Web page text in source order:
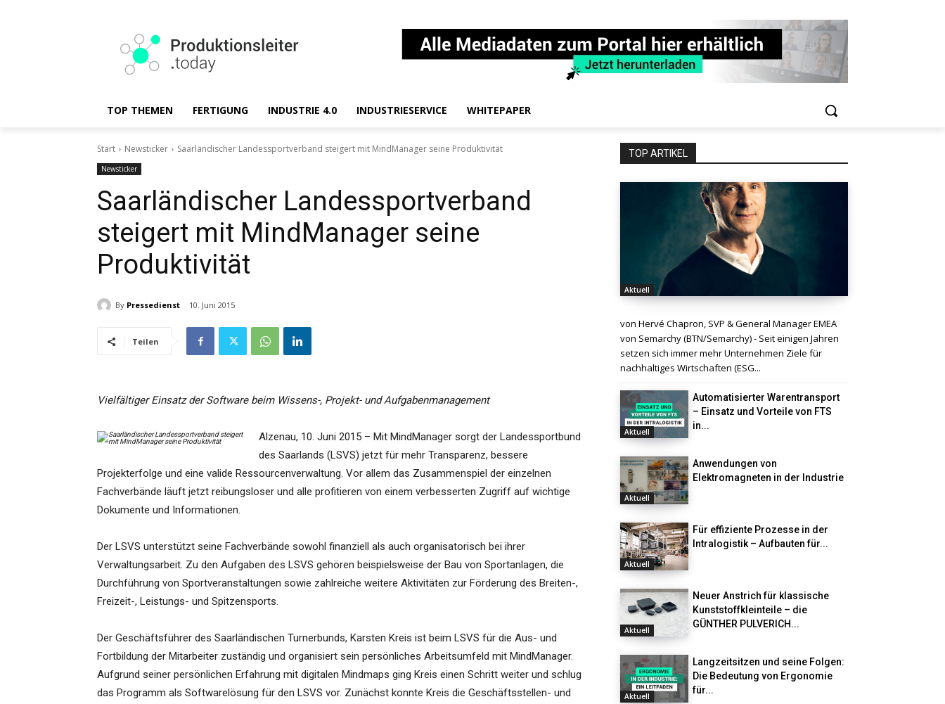
TOP THEMEN FERTIGUNG INDUSTRIE 4.0 INDUSTRIESERVICE WHITEPAPER
Start Newsticker Saarländischer Landessportverband steigert mit MindManager seine Produktivität
Newsticker
Saarländischer Landessportverband
steigert mit MindManager seine
Produktivität
By Pressedienst 10. Juni 2015
Teilen
Vielfältiger Einsatz der Software beim Wissens-, Projekt- und Aufgabenmanagement
Alzenau, 10. Juni 2015 – Mit MindManager sorgt der Landessportbund
des Saarlands (LSVS) jetzt für mehr Transparenz, bessere
Projekterfolge und eine valide Ressourcenverwaltung. Vor allem das Zusammenspiel der einzelnen
Fachverbände läuft jetzt reibungsloser und alle profitieren von einem verbesserten Zugriff auf wichtige
Dokumente und Informationen.
Der LSVS unterstützt seine Fachverbände sowohl finanziell als auch organisatorisch bei ihrer
Verwaltungsarbeit. Zu den Aufgaben des LSVS gehören beispielsweise der Bau von Sportanlagen, die
Durchführung von Sportveranstaltungen sowie zahlreiche weitere Aktivitäten zur Förderung des Breiten-,
Freizeit-, Leistungs- und Spitzensports.
Der Geschäftsführer des Saarländischen Turnerbunds, Karsten Kreis ist beim LSVS für die Aus- und
Fortbildung der Mitarbeiter zuständig und organisiert sein persönliches Arbeitsumfeld mit MindManager.
Aufgrund seiner persönlichen Erfahrung mit digitalen Mindmaps ging Kreis einen Schritt weiter und schlug
das Programm als Softwarelösung für den LSVS vor. Zunächst konnte Kreis die Geschäftsstellen- und
TOP ARTIKEL
Aktuell
von Hervé Chapron, SVP & General Manager EMEA
von Semarchy (BTN/Semarchy) - Seit einigen Jahren
setzen sich immer mehr Unternehmen Ziele für
nachhaltiges Wirtschaften (ESG...
Aktuell
Automatisierter Warentransport
– Einsatz und Vorteile von FTS
in...
Aktuell
Anwendungen von
Elektromagneten in der Industrie
Aktuell
Für effiziente Prozesse in der
Intralogistik – Aufbauten für...
Aktuell
Neuer Anstrich für klassische
Kunststoffkleinteile – die
GÜNTHER PULVERICH...
Aktuell
Langzeitsitzen und seine Folgen:
Die Bedeutung von Ergonomie
für...